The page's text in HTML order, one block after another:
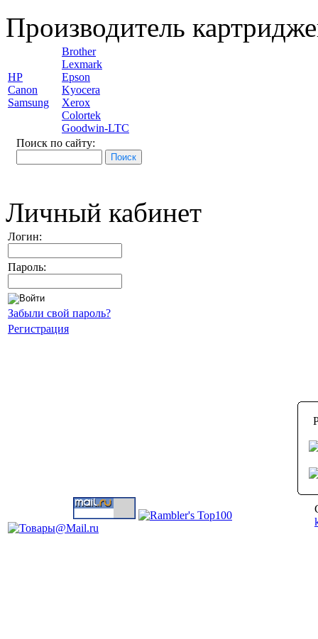
Производитель
HP
Canon
Samsung
Brother
Lexmark
Epson
Kyocera
Xerox
Colortek
Goodwin-LTC
Поиск по сайту:
Личный кабинет
Логин:
Пароль:
Забыли свой пароль?
Регистрация